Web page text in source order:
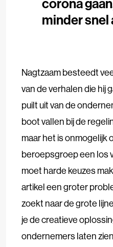
minder
Nagtzaam besteedt
van de verhalen die hij
puilt uit van de
boot vallen bij de
maar het is onmogelijk
beroepsgroep een los
moet harde keuzes
artikel een groter
zoekt naar de grote
je de creatieve
ondernemers laten